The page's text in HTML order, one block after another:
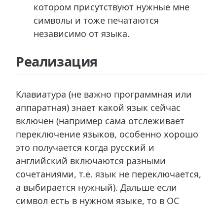
котором присутствуют нужные мне
символы и тоже печатаются
независимо от языка.
Реализация
Клавиатура (не важно программная или
аппаратная) знает какой язык сейчас
включен (например сама отслеживает
переключение языков, особенно хорошо
это получается когда русский и
английский включаются разными
сочетаниями, т.е. язык не переключается,
а выбирается нужный). Дальше если
символ есть в нужном языке, то в ОС